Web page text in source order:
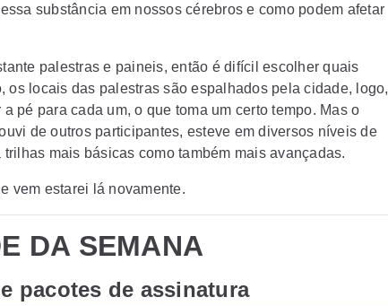
substância em nossos cérebros e como podem afetar
palestras e paineis, então é difícil escolher quais
os locais das palestras são espalhados pela cidade, logo,
pé para cada um, o que toma um certo tempo. Mas o
de outros participantes, esteve em diversos níveis de
mais básicas como também mais avançadas.
vem estarei lá novamente.
DA SEMANA
pacotes de assinatura